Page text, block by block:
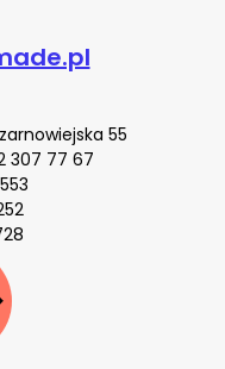
55
307 77 67